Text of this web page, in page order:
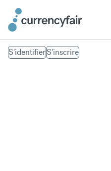
S'identifierS'inscrire